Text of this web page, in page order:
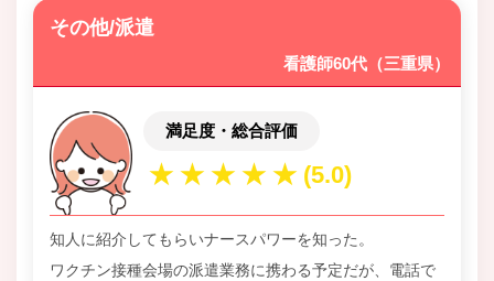
その他/派遣
看護師60代（三重県）
満足度・総合評価
知人に紹介してもらいナースパワーを知った。
ワクチン接種会場の派遣業務に携わる予定だが、電話で